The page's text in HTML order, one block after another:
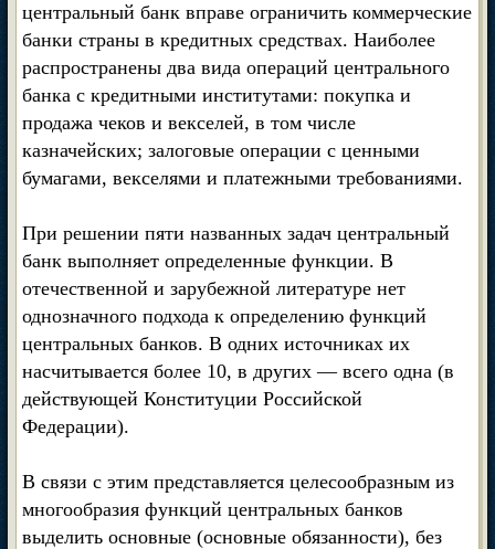
центральный банк вправе ограничить коммерческие
банки страны в кредитных средствах. Наиболее
распространены два вида операций центрального
банка с кредитными институтами: покупка и
продажа чеков и векселей, в том числе
казначейских; залоговые операции с ценными
бумагами, векселями и платежными требованиями.
При решении пяти названных задач центральный
банк выполняет определенные функции. В
отечественной и зарубежной литературе нет
однозначного подхода к определению функций
центральных банков. В одних источниках их
насчитывается более 10, в других — всего одна (в
действующей Конституции Российской
Федерации).
В связи с этим представляется целесообразным из
многообразия функций центральных банков
выделить основные (основные обязанности), без